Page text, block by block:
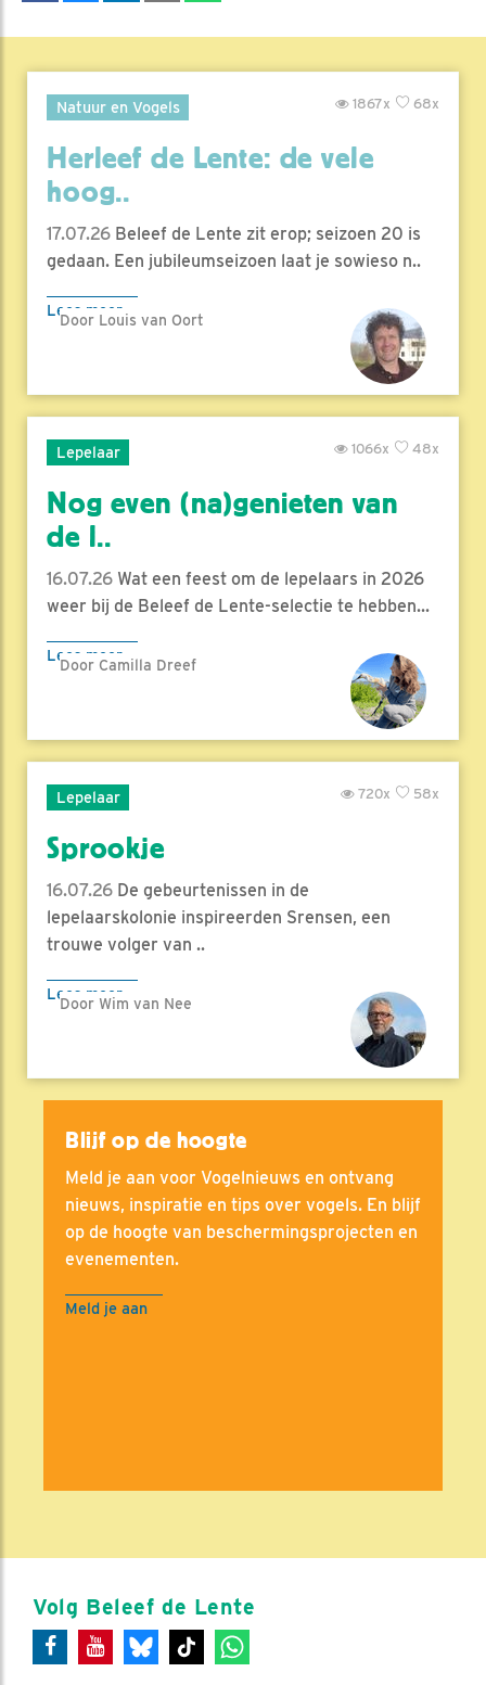
Natuur en Vogels 68x
1867x
Herleef de Lente: de vele
hoog..
17.07.26 Beleef de Lente zit erop; seizoen 20 is
gedaan. Een jubileumseizoen laat je sowieso n..
Lees meer
Door Louis van Oort
Lepelaar 48x
1066x
Nog even (na)genieten van
de l..
16.07.26 Wat een feest om de lepelaars in 2026
weer bij de Beleef de Lente-selectie te hebben...
Lees meer
Door Camilla Dreef
Lepelaar 58x
720x
Sprookje
16.07.26 De gebeurtenissen in de
lepelaarskolonie inspireerden Srensen, een
trouwe volger van ..
Lees meer
Door Wim van Nee
Blijf op de hoogte
Meld je aan voor Vogelnieuws en ontvang
nieuws, inspiratie en tips over vogels. En blijf
op de hoogte van beschermingsprojecten en
evenementen.
Meld je aan
Volg Beleef de Lente